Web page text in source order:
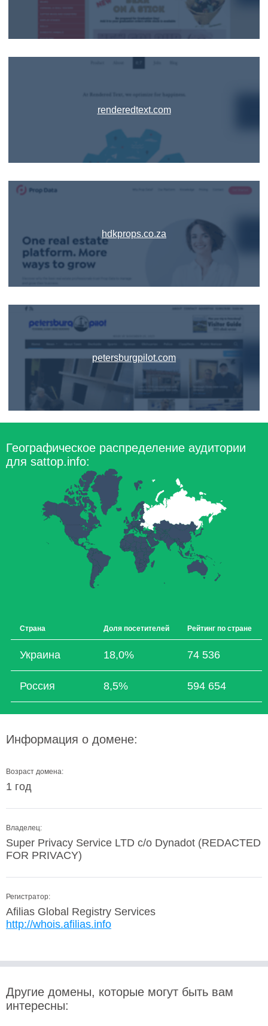
renderedtext.com
hdkprops.co.za
petersburgpilot.com
Географическое распределение аудитории
для sattop.info:
Страна Доля посетителей Рейтинг по стране
Украина 18,0% 74 536
Россия 8,5% 594 654
Информация о домене:
Возраст домена:
1 год
Владелец:
Super Privacy Service LTD c/o Dynadot (REDACTED
FOR PRIVACY)
Регистратор:
Afilias Global Registry Services
http://whois.afilias.info
Другие домены, которые могут быть вам
интересны: